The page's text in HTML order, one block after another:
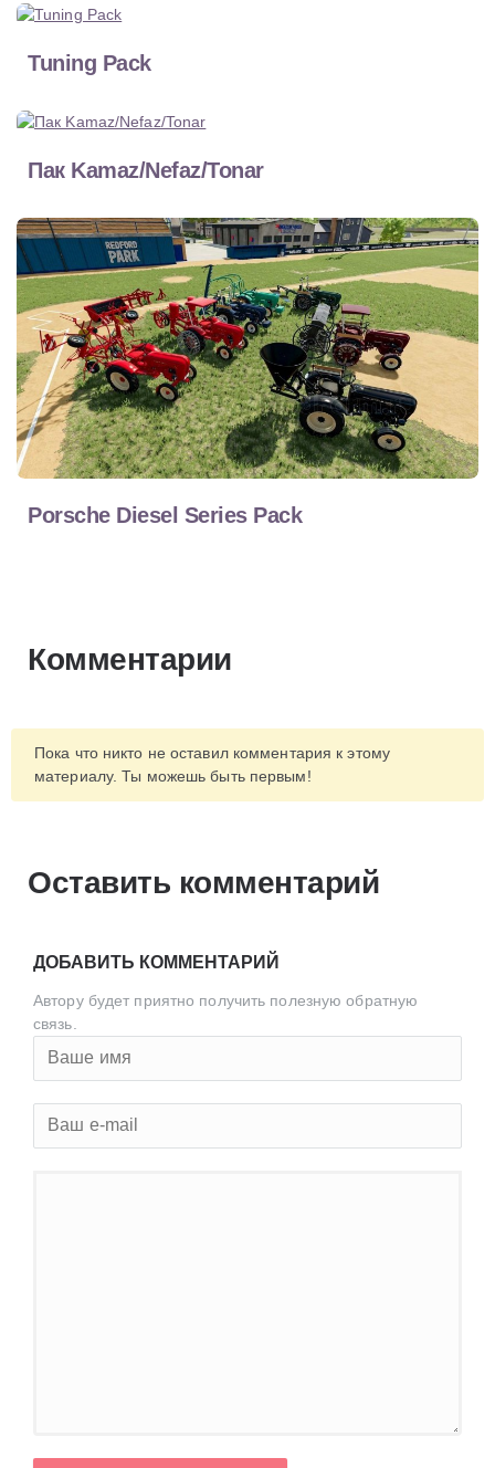
Tuning Pack
Пак Kamaz/Nefaz/Tonar
Porsche Diesel Series Pack
Комментарии
Пока что никто не оставил комментария к этому
материалу. Ты можешь быть первым!
Оставить комментарий
ДОБАВИТЬ КОММЕНТАРИЙ
Автору будет приятно получить полезную обратную
связь.